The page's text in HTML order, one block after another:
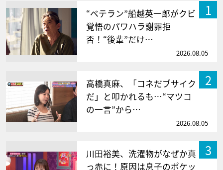
1
“ベテラン”船越英一郎がクビ
覚悟のパワハラ謝罪拒
否！“後輩”だけ…
2026.08.05
2
高橋真麻、「コネだブサイク
だ」と叩かれるも…“マツコ
の一言”から…
2026.08.05
3
川田裕美、洗濯物がなぜか真
っ赤に！原因は息子のポケッ